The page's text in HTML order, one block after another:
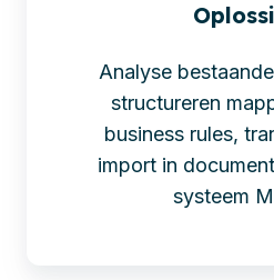
Analyse
structureren
business rules,
import in
systeem